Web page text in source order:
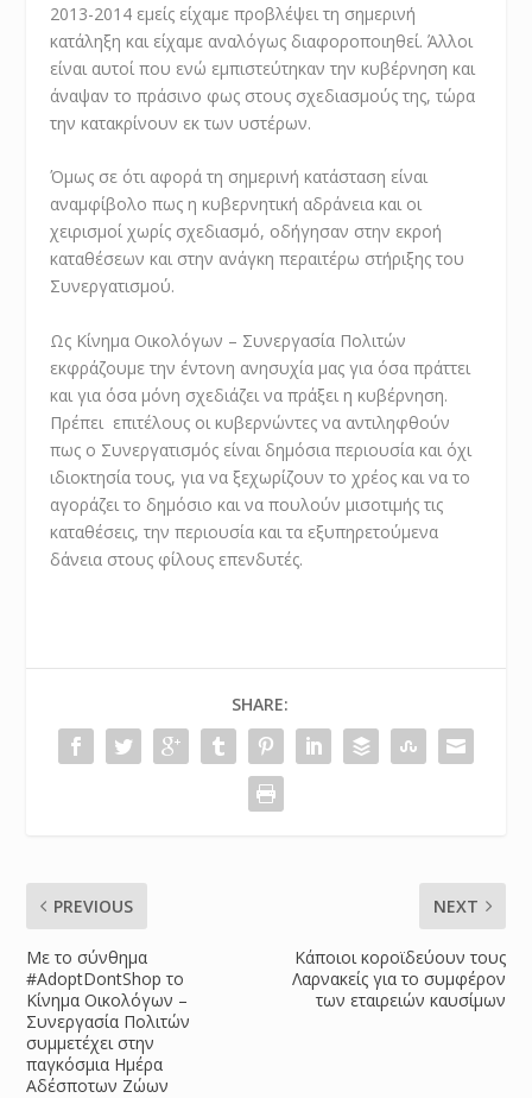
2013-2014 εμείς είχαμε προβλέψει τη σημερινή
κατάληξη και είχαμε αναλόγως διαφοροποιηθεί. Άλλοι
είναι αυτοί που ενώ εμπιστεύτηκαν την κυβέρνηση και
άναψαν το πράσινο φως στους σχεδιασμούς της, τώρα
την κατακρίνουν εκ των υστέρων.
Όμως σε ότι αφορά τη σημερινή κατάσταση είναι
αναμφίβολο πως η κυβερνητική αδράνεια και οι
χειρισμοί χωρίς σχεδιασμό, οδήγησαν στην εκροή
καταθέσεων και στην ανάγκη περαιτέρω στήριξης του
Συνεργατισμού.
Ως Κίνημα Οικολόγων – Συνεργασία Πολιτών
εκφράζουμε την έντονη ανησυχία μας για όσα πράττει
και για όσα μόνη σχεδιάζει να πράξει η κυβέρνηση.
Πρέπει επιτέλους οι κυβερνώντες να αντιληφθούν
πως ο Συνεργατισμός είναι δημόσια περιουσία και όχι
ιδιοκτησία τους, για να ξεχωρίζουν το χρέος και να το
αγοράζει το δημόσιο και να πουλούν μισοτιμής τις
καταθέσεις, την περιουσία και τα εξυπηρετούμενα
δάνεια στους φίλους επενδυτές.
SHARE:
PREVIOUS
Με το σύνθημα
#AdoptDontShop το
Κίνημα Οικολόγων –
Συνεργασία Πολιτών
συμμετέχει στην
παγκόσμια Ημέρα
Αδέσποτων Ζώων
NEXT
Κάποιοι κοροϊδεύουν τους
Λαρνακείς για το συμφέρον
των εταιρειών καυσίμων